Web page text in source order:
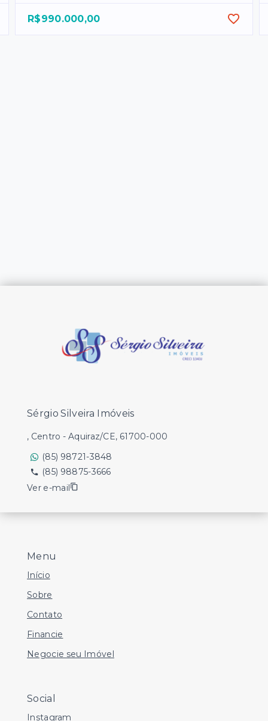
R$990.000,00
Menu
Início
Sobre
Contato
Financie
Negocie seu Imóvel
Social
Instagram
Sérgio Silveira Imóveis
, Centro - Aquiraz/CE, 61700-000
(85) 98721-3848
(85) 98875-3666
Ver e-mail